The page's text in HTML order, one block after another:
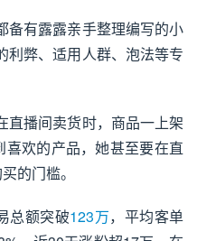
备有露露亲手整理编写的小
利弊、适用人群、泡法等专
直播间卖货时，商品一上架
喜欢的产品，她甚至要在直
的门槛。
总额突破123万，平均客单